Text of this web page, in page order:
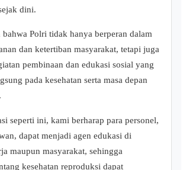
dini.
bahwa Polri tidak hanya berperan dalam
dan ketertiban masyarakat, tetapi juga
pembinaan dan edukasi sosial yang
pada kesehatan serta masa depan
seperti ini, kami berharap para personel,
dapat menjadi agen edukasi di
maupun masyarakat, sehingga
kesehatan reproduksi dapat